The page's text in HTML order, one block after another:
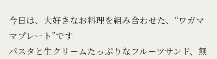
今日は、大好きなお料理を組み合わせた、“ワガマ
マプレート”です
パスタと生クリームたっぷりなフルーツサンド、無